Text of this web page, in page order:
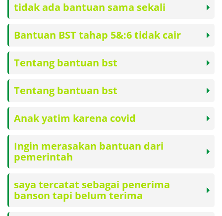
tidak ada bantuan sama sekali
Bantuan BST tahap 5&:6 tidak cair
Tentang bantuan bst
Tentang bantuan bst
Anak yatim karena covid
Ingin merasakan bantuan dari
pemerintah
saya tercatat sebagai penerima
banson tapi belum terima